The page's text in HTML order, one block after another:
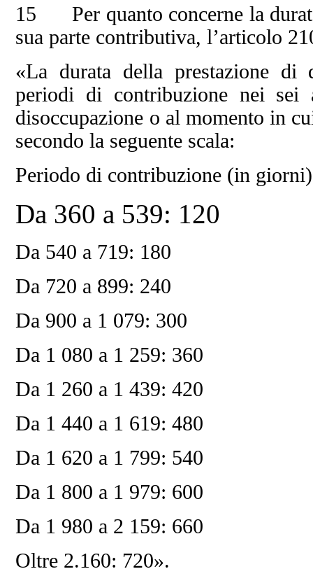
15 Per quanto concerne la
sua parte contributiva, l’articolo
«La durata della prestazione di
periodi di contribuzione nei sei
disoccupazione o al momento in
secondo la seguente scala:
Periodo di contribuzione (in
Da 360 a 539: 120
Da 540 a 719: 180
Da 720 a 899: 240
Da 900 a 1 079: 300
Da 1 080 a 1 259: 360
Da 1 260 a 1 439: 420
Da 1 440 a 1 619: 480
Da 1 620 a 1 799: 540
Da 1 800 a 1 979: 600
Da 1 980 a 2 159: 660
Oltre 2.160: 720».